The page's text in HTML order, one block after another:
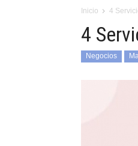
Inicio 4
4
Negocios